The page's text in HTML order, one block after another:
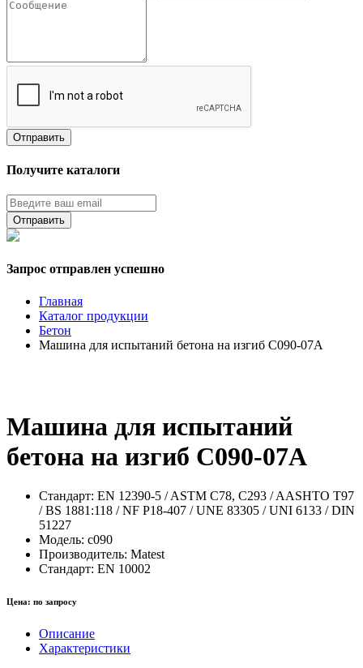
Получите каталоги
Запрос отправлен успешно
Главная
Каталог продукции
Бетон
Машина для испытаний бетона на изгиб C090-07A
Машина для испытаний
бетона на изгиб C090-07A
Стандарт: EN 12390-5 / ASTM C78, C293 / AASHTO T97
/ BS 1881:118 / NF P18-407 / UNE 83305 / UNI 6133 / DIN
51227
Модель: c090
Производитель: Matest
Стандарт: EN 10002
Цена: по запросу
Описание
Характеристики